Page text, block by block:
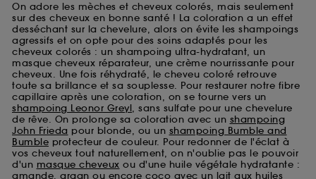
On adore les mèches et cheveux colorés, mais seulement
sur des cheveux en bonne santé ! La coloration a un effet
desséchant sur la chevelure, alors on évite les shampoings
agressifs et on opte pour des soins adaptés pour les
cheveux colorés : un shampoing ultra-hydratant, un
masque cheveux réparateur, une crème nourrissante pour
cheveux. Une fois réhydraté, le cheveu coloré retrouve
toute sa brillance et sa souplesse. Pour restaurer notre fibre
capillaire après une coloration, on se tourne vers un
shampoing Leonor Greyl, sans sulfate pour une chevelure
de rêve. On prolonge sa coloration avec un shampoing
John Frieda pour blonde, ou un shampoing Bumble and
Bumble protecteur de couleur. Pour redonner de l'éclat à
vos cheveux tout naturellement, on n'oublie pas le pouvoir
d'un masque cheveux ou d'une huile végétale hydratante :
amande, argan ou encore coco avec un lait aux huiles